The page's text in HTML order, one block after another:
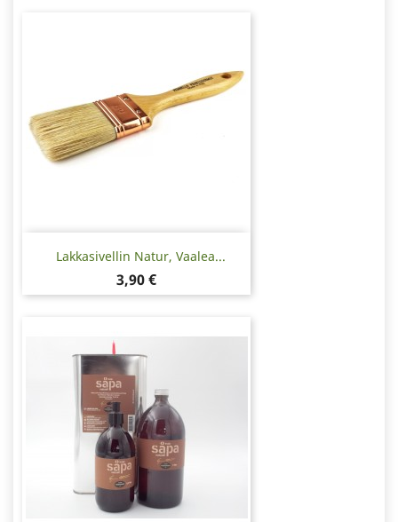
Lakkasivellin Natur, Vaalea...
Hinta
3,90 €